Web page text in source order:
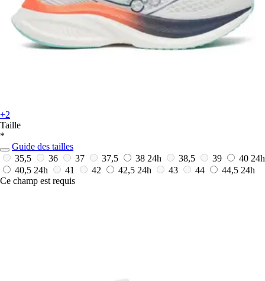
+2
Taille
*
Guide des tailles
35,5
36 37 37,5 38 24h 38,5 39 40 24h
40,5 24h 41 42 42,5 24h 43 44 44,5 24h
Ce champ est requis